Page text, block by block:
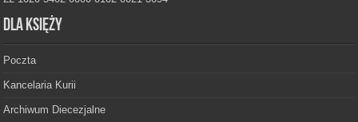
Dla księży
Poczta
Kancelaria Kurii
Archiwum Diecezjalne